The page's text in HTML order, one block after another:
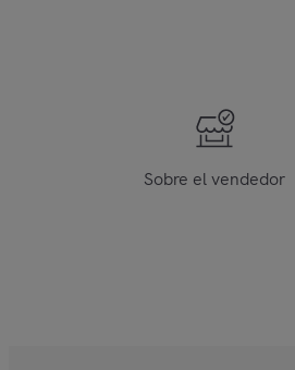
Sobre el vendedor